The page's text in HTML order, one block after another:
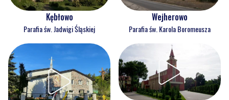
Kębłowo
Parafia św. Jadwigi Śląskiej
Wejherowo
Parafia św. Karola Boromeusza